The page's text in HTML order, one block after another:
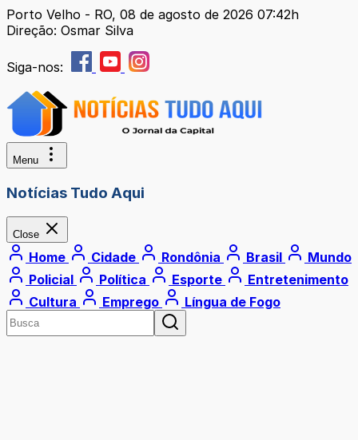
Porto Velho - RO, 08 de agosto de 2026 07:42h
Direção: Osmar Silva
Siga-nos:
Menu
Notícias Tudo Aqui
Close
Home Cidade Rondônia Brasil
Mundo
Policial
Política Esporte
Entretenimento
Cultura
Emprego Língua de Fogo